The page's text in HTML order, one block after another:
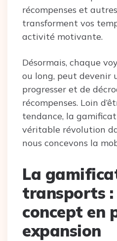
récompenses et
transforment vos
activité motivante.
Désormais, chaque
ou long, peut devenir
progresser et de
récompenses. Loin
tendance, la
véritable révolution
nous concevons la
La
transports :
concept en
expansion